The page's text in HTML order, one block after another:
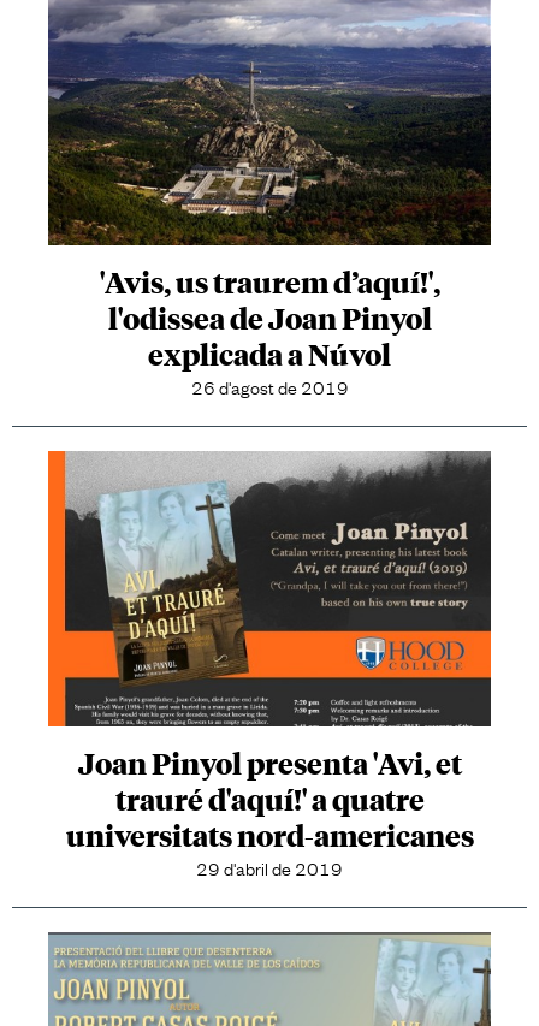
'Avis, us traurem d’aquí!',
l'odissea de Joan Pinyol
explicada a Núvol
26 d'agost de 2019
Joan Pinyol presenta 'Avi, et
trauré d'aquí!' a quatre
universitats nord-americanes
29 d'abril de 2019